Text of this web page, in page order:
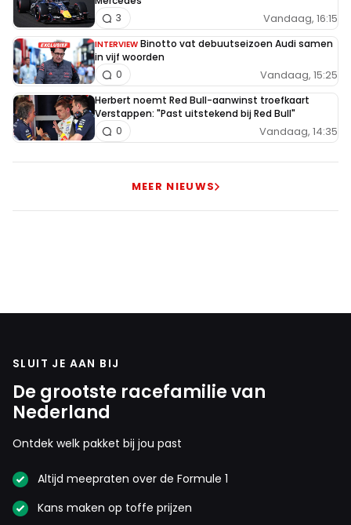
Vandaag, 16:15
3
INTERVIEW Binotto vat debuutseizoen Audi samen
in vijf woorden
Vandaag, 15:25
0
Herbert noemt Red Bull-aanwinst troefkaart
Verstappen: "Past uitstekend bij Red Bull"
Vandaag, 14:35
0
MEER NIEUWS
SLUIT JE AAN BIJ
De grootste racefamilie van
Nederland
Ontdek welk pakket bij jou past
Altijd meepraten over de Formule 1
Kans maken op toffe prijzen